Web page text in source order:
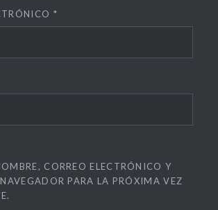
*
CORREO ELECTRÓNICO Y
PARA LA PRÓXIMA VEZ